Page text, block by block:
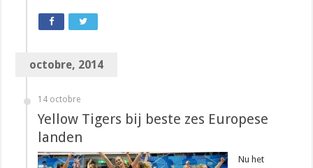
octobre, 2014
14 octobre
Yellow Tigers bij beste zes Europese
landen
Nu het